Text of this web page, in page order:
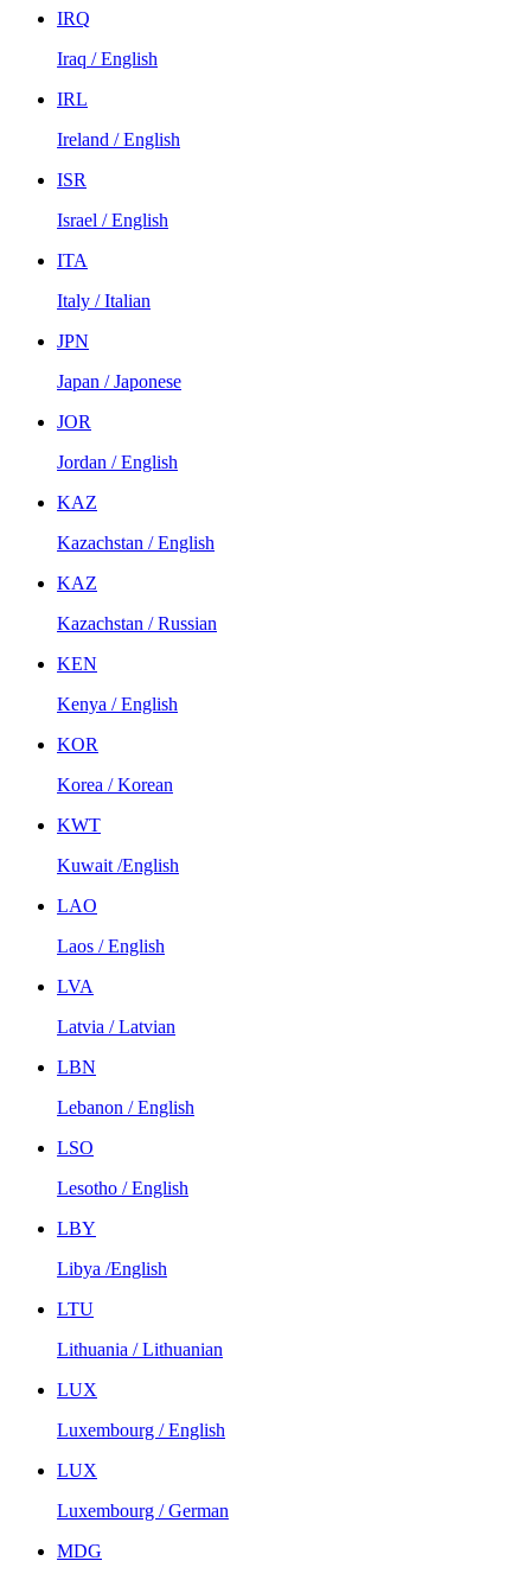
IRQ
Iraq / English
IRL
Ireland / English
ISR
Israel / English
ITA
Italy / Italian
JPN
Japan / Japonese
JOR
Jordan / English
KAZ
Kazachstan / English
KAZ
Kazachstan / Russian
KEN
Kenya / English
KOR
Korea / Korean
KWT
Kuwait /English
LAO
Laos / English
LVA
Latvia / Latvian
LBN
Lebanon / English
LSO
Lesotho / English
LBY
Libya /English
LTU
Lithuania / Lithuanian
LUX
Luxembourg / English
LUX
Luxembourg / German
MDG